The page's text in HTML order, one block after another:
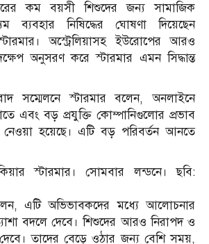
কম বয়সী শিশুদের জন্য সামাজিক
ব্যবহার নিষিদ্ধের ঘোষণা দিয়েছেন
স্টারমার। অস্ট্রেলিয়াসহ ইউরোপের আরও
অনুসরণ করে স্টারমার এমন সিদ্ধান্ত
সম্মেলনে স্টারমার বলেন, অনলাইনে
এবং বড় প্রযুক্তি কোম্পানিগুলোর প্রভাব
নেওয়া হয়েছে। এটি বড় পরিবর্তন আনতে
স্টারমার। সোমবার লন্ডনে। ছবি:
এটি অভিভাবকদের মধ্যে আলোচনার
বদলে দেবে। শিশুদের আরও নিরাপদ ও
তাদের বেড়ে ওঠার জন্য বেশি সময়,